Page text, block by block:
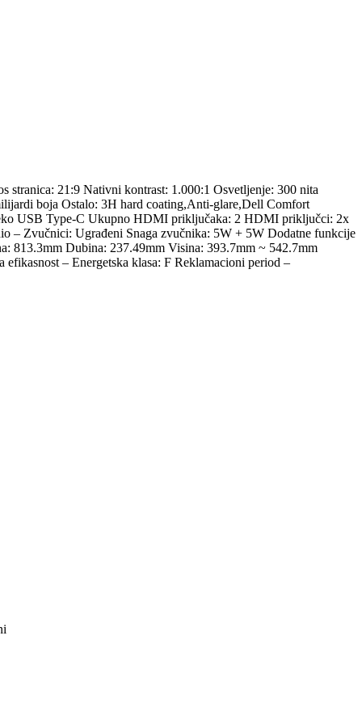
21:9 Nativni kontrast: 1.000:1 Osvetljenje: 300 nita
boja Ostalo: 3H hard coating,Anti-glare,Dell Comfort
USB Type-C Ukupno HDMI priključaka: 2 HDMI priključci: 2x
Zvučnici: Ugrađeni Snaga zvučnika: 5W + 5W Dodatne funkcije
813.3mm Dubina: 237.49mm Visina: 393.7mm ~ 542.7mm
– Energetska klasa: F Reklamacioni period –